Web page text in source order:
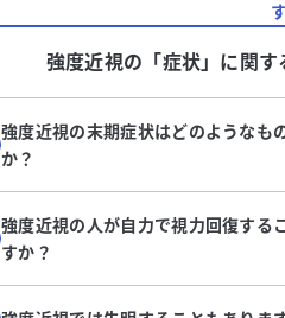
強度近視の「症状」に関す
強度近視の末期症状はどのようなも
か？
強度近視の人が自力で視力回復する
すか？